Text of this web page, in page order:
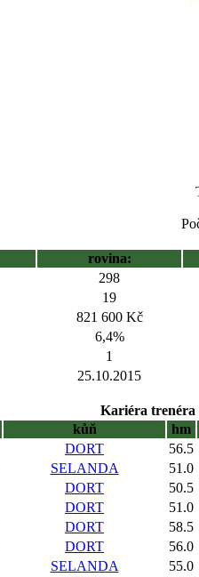
rovina:
298
19
821 600 Kč
6,4%
1
25.10.2015
Kariéra trenéra
kůň
hm
DORT
56.5
SELANDA
51.0
DORT
50.5
DORT
51.0
DORT
58.5
DORT
56.0
SELANDA
55.0